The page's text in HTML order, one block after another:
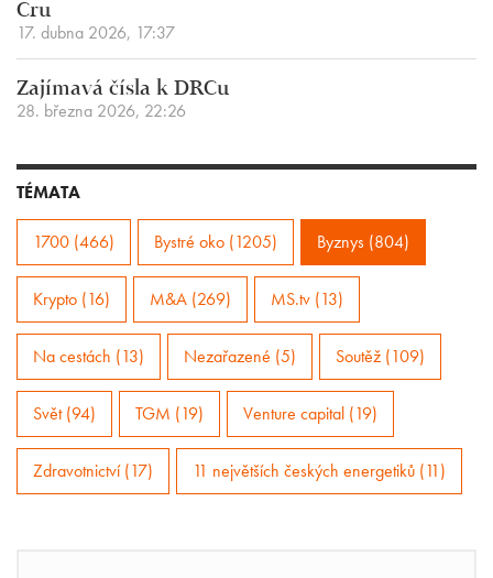
Cru
17. dubna 2026, 17:37
Zajímavá čísla k DRCu
28. března 2026, 22:26
TÉMATA
1700 (466) Bystré oko (1205) Byznys (804)
Krypto (16) M&A (269) MS.tv (13)
Na cestách (13) Nezařazené (5) Soutěž (109)
Svět (94) TGM (19) Venture capital (19)
Zdravotnictví (17) 11 největších českých energetiků (11)